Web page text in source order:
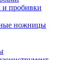
и пробивки
ножницы